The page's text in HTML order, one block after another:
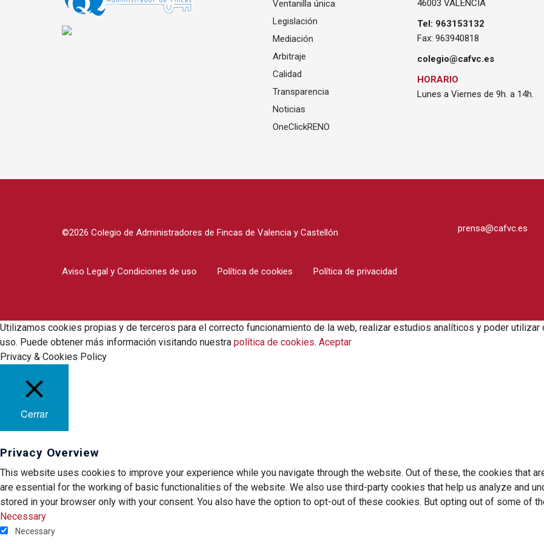
Ventanilla única
Legislación
Mediación
Arbitraje
Calidad
Transparencia
Noticias
OneClickRENO
46003 VALENCIA
Tel: 963153132
Fax: 963940818
colegio@cafvc.es
HORARIO
Lunes a Viernes de 9h. a 14h.
©2026 Colegio de Administradores de Fincas de Valencia y Castellón prensa@cafvc.es
Aviso Legal y Condiciones de uso Política de cookies Política de privacidad
Utilizamos cookies propias y de terceros para el correcto funcionamiento de la web, realizar estudios analíticos y poder
uso. Puede obtener más información visitando nuestra política de cookies. Aceptar
Privacy & Cookies Policy
Cerrar
Privacy Overview
This website uses cookies to improve your experience while you navigate through the website. Out of these, the cookies that
are essential for the working of basic functionalities of the website. We also use third-party cookies that help us analyze and
stored in your browser only with your consent. You also have the option to opt-out of these cookies. But opting out of some of
Necessary
Necessary